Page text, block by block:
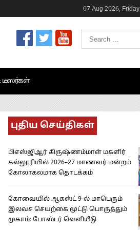
07 Aug 2026, Friday
டீஸர்கள்
புதிய செய்திகள்
பிஎஸ்ஜிஆர் கிருஷ்ணம்மாள் மகளிர்
கல்லூரியில் 2026–27 மாணவர் மன்றம்
கோலாகலமாக தொடக்கம்
கோவையில் ஆகஸ்ட் 9-ல் மாபெரும்
இலவச செயற்கை மூட்டு பொருத்தும்
முகாம்: போஸ்டர் வெளியீடு